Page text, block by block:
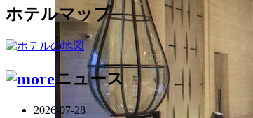
ホテルマップ
ニュース
2026-07-28